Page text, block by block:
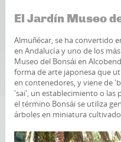
El Jardín Museo
Almuñécar, se ha convertido
en Andalucía y uno de los
Museo del Bonsái en
forma de arte japonesa que
en contenedores, y viene de
'sai', un establecimiento o las
el término Bonsái se utiliza
árboles en miniatura